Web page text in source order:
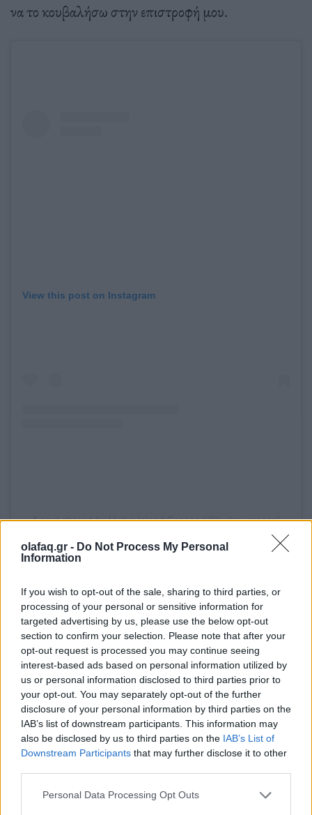
olafaq.gr - Do Not Process My Personal
Information
If you wish to opt-out of the sale, sharing to third parties, or
processing of your personal or sensitive information for
targeted advertising by us, please use the below opt-out
section to confirm your selection. Please note that after your
opt-out request is processed you may continue seeing
interest-based ads based on personal information utilized by
us or personal information disclosed to third parties prior to
your opt-out. You may separately opt-out of the further
disclosure of your personal information by third parties on the
IAB’s list of downstream participants. This information may
also be disclosed by us to third parties on the IAB’s List of
Downstream Participants that may further disclose it to other
Personal Data Processing Opt Outs
να το κουβαλήσω στην επιστροφή μου.
View this post on Instagram
A post shared by Hydra Island Greece (@hydra_greece)
Τρώω βάφλα στο κοντινότερο μαγαζί του μουσείου
που φτιάχνει και δικό του παγωτό (η βανίλια
ονειρική) και ανάβω τσιγάρο. Μετά την αναγκαία
ανάπαυλα στο ξενοδοχείο, τρέχω στηνΣπηλιάγια
μια παλόμα-αύριο, θα βουτήξω σίγουρα από εδώ.
Λάτιν μελωδίες, κύματα να σκάνε απαλά στα
βράχια, ομορφιές. Ζευγάρια, μικρές παρέες νεαρών
παιδιών, μια ζωηρή συντροφιά από γυναίκες που